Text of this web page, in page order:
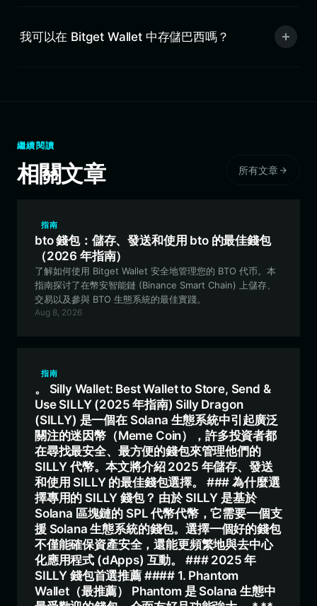
我可以在 Bitget Wallet 中存儲巴西嗎？
繼續閱讀
相關文章 所有文章
指南
bto 錢包：儲存、發送和使用 bto 的最佳錢包
（2026 年指南）
了解如何使用 Bitget Wallet 安全地管理您的 BTO 代币。本
指南探讨了在幣安智能鏈 (Binance Smart Chain) 上儲存、
交易以及參與 BTO 生態系統的最佳實踐。
Aug 8, 2026
指南
。 Silly Wallet: Best Wallet to Store, Send &
Use SILLY (2025 年指南) Silly Dragon
(SILLY) 是一個在 Solana 生態系統中引起廣泛
關注的迷因幣（Meme Coin），許多投資者都
在尋找最安全、最方便的錢包來管理他們的
SILLY 代幣。本文將介紹 2025 年儲存、發送
和使用 SILLY 的最佳錢包選擇。 ### 為什麼選
擇專用的 SILLY 錢包？ 由於 SILLY 是基於
Solana 區塊鏈的 SPL 代幣代幣，它需要一個支
援 Solana 生態系統的錢包。選擇一個好的錢包
不僅能確保資產安全，還能更頻繁地與去中心
化應用程式 (dApps) 互動。 ### 2025 年
SILLY 錢包首選推薦 #### 1. Phantom
Wallet（最推薦） Phantom 是 Solana 生態中